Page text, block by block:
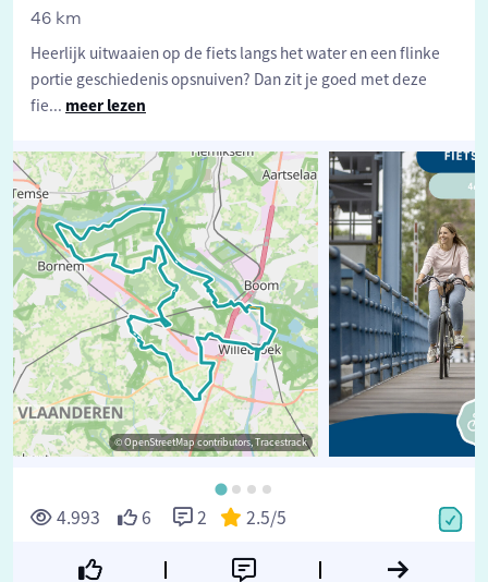
46 km
Heerlijk uitwaaien op de fiets langs het water en een flinke
portie geschiedenis opsnuiven? Dan zit je goed met deze
fie... meer lezen
© OpenStreetMap contributors, Tracestrack
4.993 6 2 2.5/5